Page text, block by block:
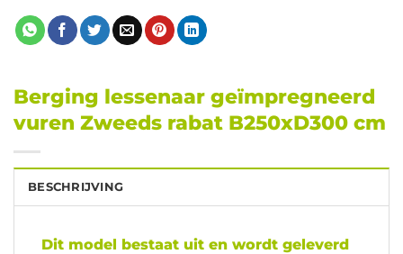
Berging lessenaar geïmpregneerd
vuren Zweeds rabat B250xD300 cm
BESCHRIJVING
Dit model bestaat uit en wordt geleverd